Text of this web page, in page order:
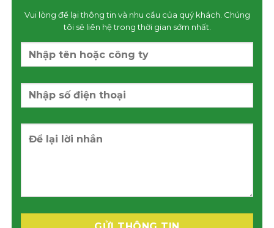
Vui lòng để lại thông tin và nhu cầu của quý khách. Chúng
tôi sẽ liên hệ trong thời gian sớm nhất.